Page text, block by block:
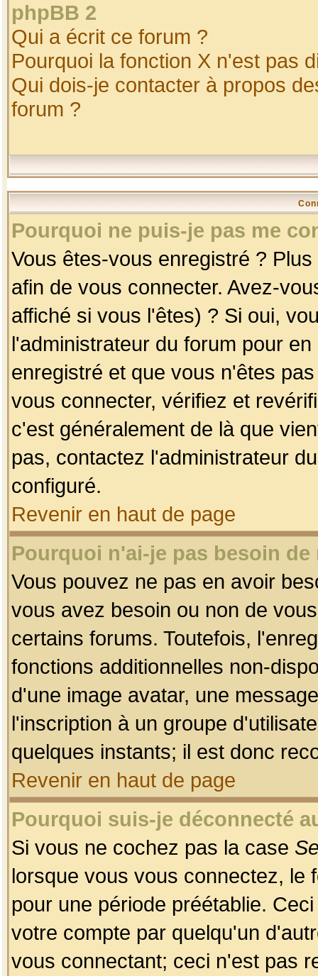
phpBB 2
Qui a écrit ce forum ?
Pourquoi la fonction X n'est pas
Qui dois-je contacter à propos
forum ?
Pourquoi ne puis-je pas me
Vous êtes-vous enregistré ?
afin de vous connecter. Avez-
affiché si vous l'êtes) ? Si oui,
l'administrateur du forum pour
enregistré et que vous n'êtes
vous connecter, vérifiez et
c'est généralement de là que
pas, contactez l'administrateur
configuré.
Revenir en haut de page
Pourquoi n'ai-je pas besoin
Vous pouvez ne pas en avoir
vous avez besoin ou non de
certains forums. Toutefois,
fonctions additionnelles non-
d'une image avatar, une
l'inscription à un groupe
quelques instants; il est donc
Revenir en haut de page
Pourquoi suis-je déconnecté
Si vous ne cochez pas la case
lorsque vous vous connectez, le
pour une période préétablie.
votre compte par quelqu'un
vous connectant; ceci n'est pas